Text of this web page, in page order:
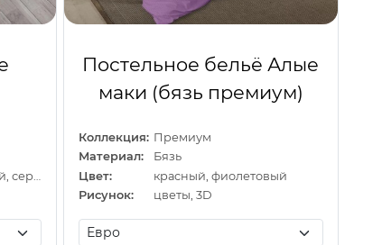
Постельное бельё Алые
маки (бязь премиум)
Коллекция: Премиум
Материал:
Бязь
Цвет:
красный, фиолетовый
Рисунок:
цветы, 3D